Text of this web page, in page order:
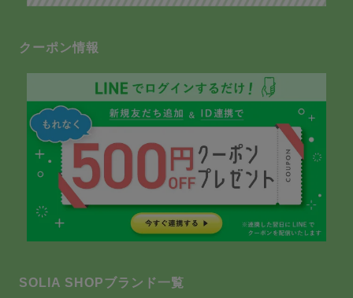
クーポン情報
SOLIA SHOPブランド一覧